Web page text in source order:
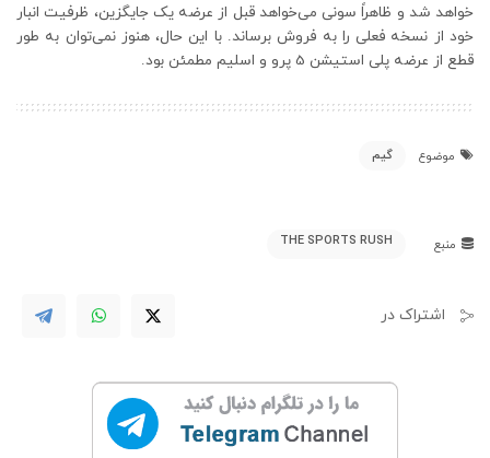
خواهد شد و ظاهراً سونی می‌خواهد قبل از عرضه یک جایگزین، ظرفیت انبار
خود از نسخه فعلی را به فروش برساند. با این حال، هنوز نمی‌توان به طور
قطع از عرضه پلی استیشن 5 پرو و اسلیم مطمئن بود.
موضوع گیم
منبع THE SPORTS RUSH
اشتراک در